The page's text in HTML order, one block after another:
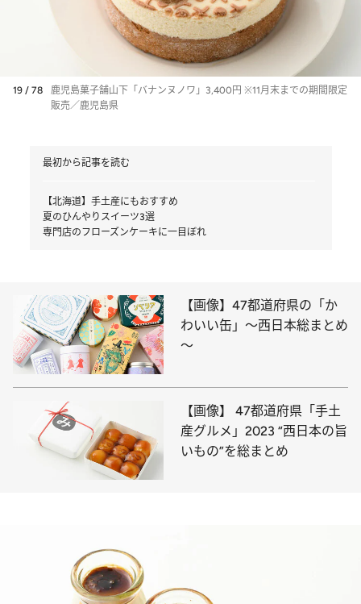
19 / 78
鹿児島菓子舗山下「バナンヌノワ」3,400円 ※11月末までの期間限定
販売／鹿児島県
最初から記事を読む
【北海道】手土産にもおすすめ
夏のひんやりスイーツ3選
専門店のフローズンケーキに一目ぼれ
【画像】47都道府県の「か
わいい缶」～西日本総まとめ
～
【画像】 47都道府県「手土
産グルメ」2023 “西日本の旨
いもの”を総まとめ